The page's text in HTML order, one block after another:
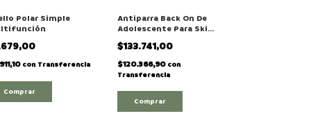
Polar Simple
con Transferencia
Comprar
Antiparra Back On De
Adolescente Para Ski
Snowboard Nieve
Modelo "FIRE TREES"
$133.741,00
$120.366,90 con
Transferencia